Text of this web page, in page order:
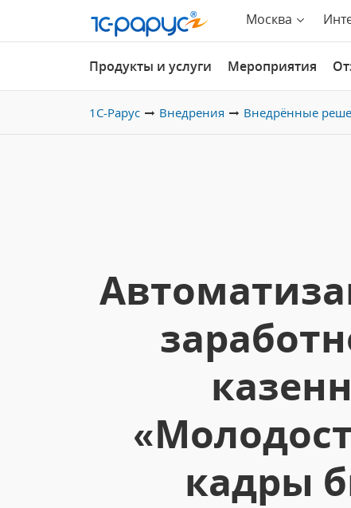
Москва
Продукты и услуги Мероприятия
1С-Рарус Внедрения Внедрённые
кадры